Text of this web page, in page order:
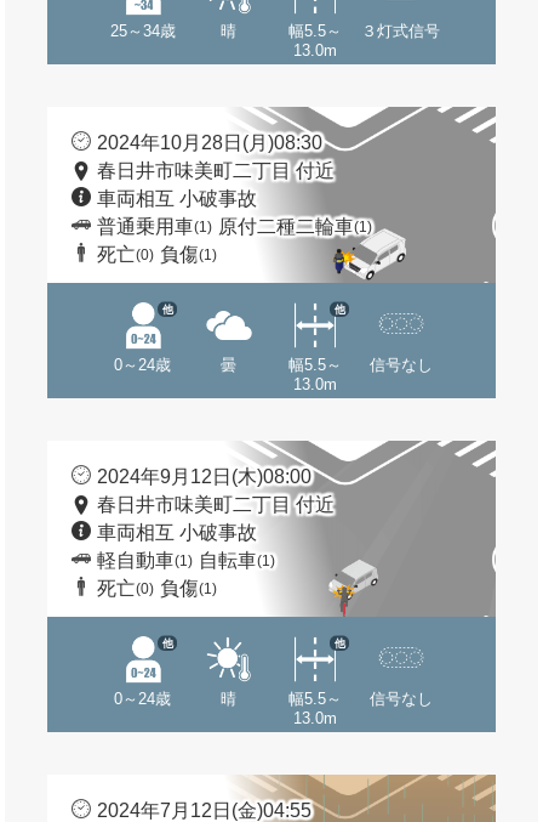
25～34歳 晴
幅5.5～
13.0m
３灯式信号
2024年10月28日(月)08:30
春日井市味美町二丁目 付近
車両相互 小破事故
普通乗用車(1) 原付二種二輪車(1)
死亡(0) 負傷(1)
0～24歳
他
曇
幅5.5～
13.0m
他
信号なし
2024年9月12日(木)08:00
春日井市味美町二丁目 付近
車両相互 小破事故
軽自動車(1) 自転車(1)
死亡(0) 負傷(1)
0～24歳
他
晴
幅5.5～
13.0m
他
信号なし
2024年7月12日(金)04:55